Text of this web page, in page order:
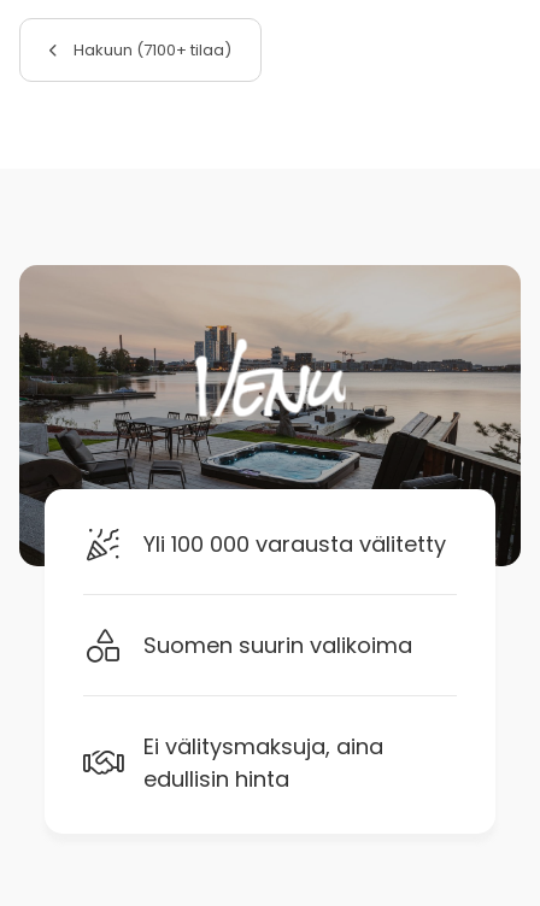
Hakuun (7100+ tilaa)
Yli 100 000 varausta välitetty
Suomen suurin valikoima
Ei välitysmaksuja, aina
edullisin hinta